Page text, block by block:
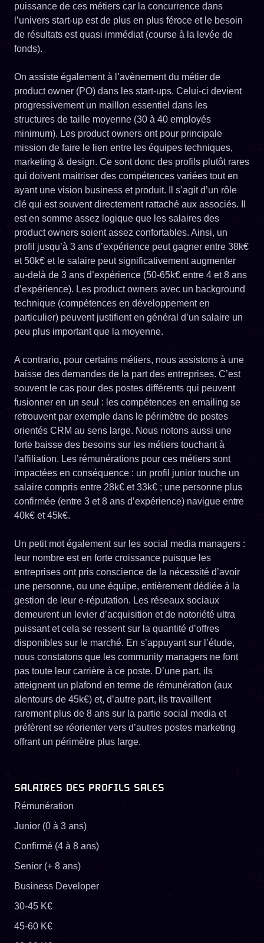
puissance de ces métiers car la concurrence dans
l’univers start-up est de plus en plus féroce et le besoin
de résultats est quasi immédiat (course à la levée de
fonds).
On assiste également à l’avènement du métier de
product owner (PO) dans les start-ups. Celui-ci devient
progressivement un maillon essentiel dans les
structures de taille moyenne (30 à 40 employés
minimum). Les product owners ont pour principale
mission de faire le lien entre les équipes techniques,
marketing & design. Ce sont donc des profils plutôt rares
qui doivent maitriser des compétences variées tout en
ayant une vision business et produit. Il s’agit d’un rôle
clé qui est souvent directement rattaché aux associés. Il
est en somme assez logique que les salaires des
product owners soient assez confortables. Ainsi, un
profil jusqu’à 3 ans d’expérience peut gagner entre 38k€
et 50k€ et le salaire peut significativement augmenter
au-delà de 3 ans d’expérience (50-65k€ entre 4 et 8 ans
d’expérience). Les product owners avec un background
technique (compétences en développement en
particulier) peuvent justifient en général d’un salaire un
peu plus important que la moyenne.
A contrario, pour certains métiers, nous assistons à une
baisse des demandes de la part des entreprises. C’est
souvent le cas pour des postes différents qui peuvent
fusionner en un seul : les compétences en emailing se
retrouvent par exemple dans le périmètre de postes
orientés CRM au sens large. Nous notons aussi une
forte baisse des besoins sur les métiers touchant à
l’affiliation. Les rémunérations pour ces métiers sont
impactées en conséquence : un profil junior touche un
salaire compris entre 28k€ et 33k€ ; une personne plus
confirmée (entre 3 et 8 ans d’expérience) navigue entre
40k€ et 45k€.
Un petit mot également sur les social media managers :
leur nombre est en forte croissance puisque les
entreprises ont pris conscience de la nécessité d’avoir
une personne, ou une équipe, entièrement dédiée à la
gestion de leur e-réputation. Les réseaux sociaux
demeurent un levier d’acquisition et de notoriété ultra
puissant et cela se ressent sur la quantité d’offres
disponibles sur le marché. En s’appuyant sur l’étude,
nous constatons que les community managers ne font
pas toute leur carrière à ce poste. D’une part, ils
atteignent un plafond en terme de rémunération (aux
alentours de 45k€) et, d’autre part, ils travaillent
rarement plus de 8 ans sur la partie social media et
préfèrent se réorienter vers d’autres postes marketing
offrant un périmètre plus large.
SALAIRES DES PROFILS SALES
Rémunération
Junior (0 à 3 ans)
Confirmé (4 à 8 ans)
Senior (+ 8 ans)
Business Developer
30-45 K€
45-60 K€